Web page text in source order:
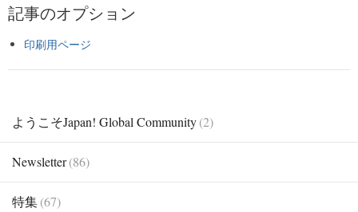
記事のオプション
印刷用ページ
ようこそJapan! Global Community(2)
Newsletter(86)
特集(67)